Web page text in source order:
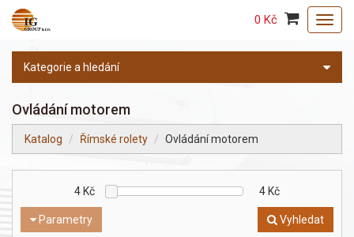
0 Kč
Kategorie a hledání
Ovládání motorem
Katalog Římské rolety Ovládání motorem
Parametry
4 Kč 4 Kč
Vyhledat